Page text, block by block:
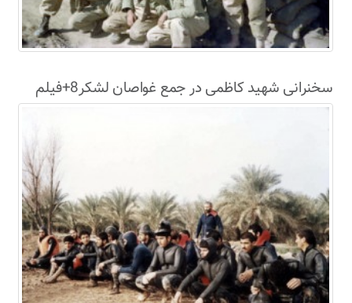
سخنرانی شهید کاظمی در جمع غواصان لشکر8+فیلم